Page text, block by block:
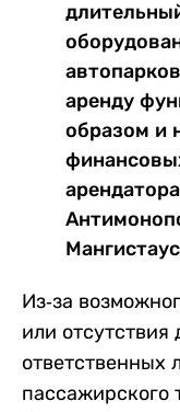
аренду
образом и
Из-за
или отсутствия
ответственных
пассажирского